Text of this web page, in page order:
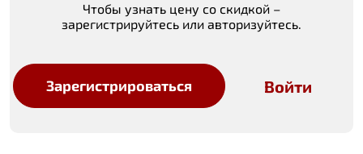
Чтобы узнать цену со скидкой –
зарегистрируйтесь или авторизуйтесь.
Зарегистрироваться Войти